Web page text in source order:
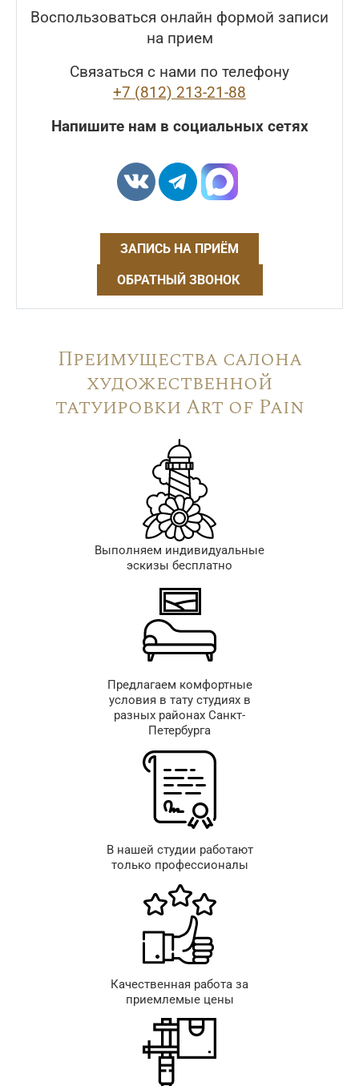
Воспользоваться онлайн формой записи
на прием
Связаться с нами по телефону
+7 (812) 213-21-88
Напишите нам в социальных сетях
ЗАПИСЬ НА ПРИЁМ
ОБРАТНЫЙ ЗВОНОК
Преимущества салона
художественной
татуировки Art of Pain
Выполняем индивидуальные
эскизы бесплатно
Предлагаем комфортные
условия в тату студиях в
разных районах Санкт-
Петербурга
В нашей студии работают
только профессионалы
Качественная работа за
приемлемые цены